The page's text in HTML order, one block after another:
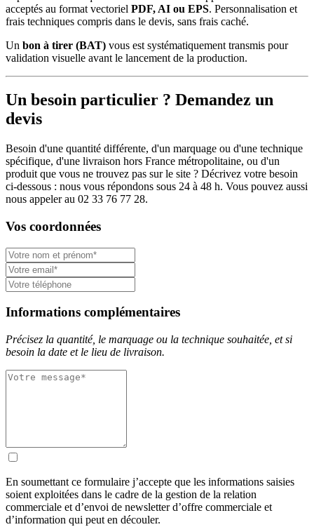
acceptés au format vectoriel PDF, AI ou EPS. Personnalisation et
frais techniques compris dans le devis, sans frais caché.
Un bon à tirer (BAT) vous est systématiquement transmis pour
validation visuelle avant le lancement de la production.
Un besoin particulier ? Demandez un
devis
Besoin d'une quantité différente, d'un marquage ou d'une technique
spécifique, d'une livraison hors France métropolitaine, ou d'un
produit que vous ne trouvez pas sur le site ? Décrivez votre besoin
ci-dessous : nous vous répondons sous 24 à 48 h. Vous pouvez aussi
nous appeler au 02 33 76 77 28.
Vos coordonnées
Informations complémentaires
Précisez la quantité, le marquage ou la technique souhaitée, et si
besoin la date et le lieu de livraison.
En soumettant ce formulaire j’accepte que les informations saisies
soient exploitées dans le cadre de la gestion de la relation
commerciale et d’envoi de newsletter d’offre commerciale et
d’information qui peut en découler.